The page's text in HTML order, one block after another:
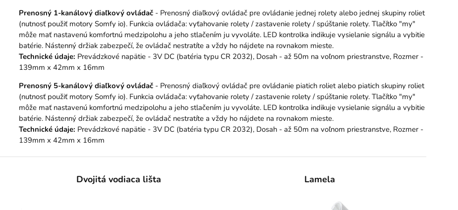
Prenosný 1-kanálový diaľkový ovládač- Prenosný diaľkový ovládač pre ovládanie jednej rolety alebo jednej skupiny roliet
(nutnosť použiť motory Somfy io). Funkcia ovládača: vyťahovanie rolety / zastavenie rolety / spúštanie rolety. Tlačítko "my"
môže mať nastavenú komfortnú medzipolohu a jeho stlačením ju vyvoláte. LED kontrolka indikuje vysielanie signálu a vybitie
batérie. Nástenný držiak zabezpečí, že ovládač nestratíte a vždy ho nájdete na rovnakom mieste.
Technické údaje: Prevádzkové napätie - 3V DC (batéria typu CR 2032), Dosah - až 50m na voľnom priestranstve, Rozmer -
139mm x 42mm x 16mm
Prenosný 5-kanálový diaľkový ovládač- Prenosný diaľkový ovládač pre ovládanie piatich roliet alebo piatich skupiny roliet
(nutnosť použiť motory Somfy io). Funkcia ovládača: vyťahovanie rolety / zastavenie rolety / spúštanie rolety. Tlačítko "my"
môže mať nastavenú komfortnú medzipolohu a jeho stlačením ju vyvoláte. LED kontrolka indikuje vysielanie signálu a vybitie
batérie. Nástenný držiak zabezpečí, že ovládač nestratíte a vždy ho nájdete na rovnakom mieste.
Technické údaje: Prevádzkové napätie - 3V DC (batéria typu CR 2032), Dosah - až 50m na voľnom priestranstve, Rozmer -
139mm x 42mm x 16mm
Dvojitá vodiaca lišta Lamela